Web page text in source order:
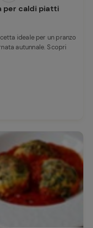
per caldi piatti
ideale per un pranzo
autunnale. Scopri